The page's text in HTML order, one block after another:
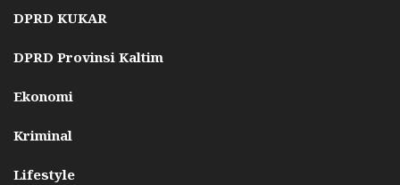
DPRD KUKAR
DPRD Provinsi Kaltim
Ekonomi
Kriminal
Lifestyle